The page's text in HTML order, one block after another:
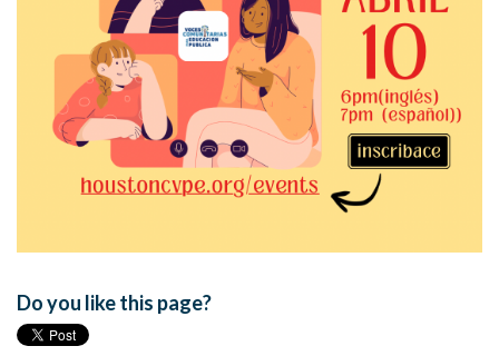
Do you like this page?